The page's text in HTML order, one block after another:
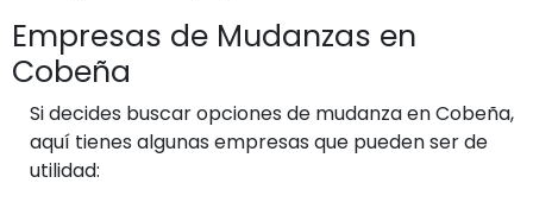
Empresas de Mudanzas en
Cobeña
Si decides buscar opciones de mudanza en Cobeña,
aquí tienes algunas empresas que pueden ser de
utilidad: